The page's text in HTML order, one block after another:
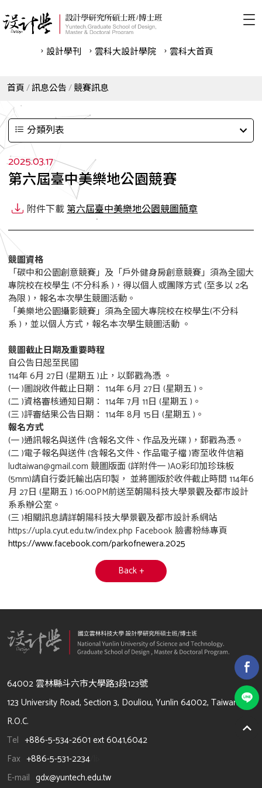
設計學刊 雲科⼤設計學院 雲科⼤首頁
首頁 訊息公告 競賽訊息
分類列表
2025.03.17
第六屆臺中美樂地公園競賽
附件下載第六屆臺中美樂地公園競圖簡章
競圖資格
「碳中和公園創意競賽」及「戶外健身房創意競賽」須為全國大
專院校在校學生 (不分科系 )，得以個人或團隊方式 (至多以 2名
為限 )，報名本次學生競圖活動。
「美樂地公園攝影競賽」須為全國大專院校在校學生(不分科
系 )，並以個人方式，報名本次學生競圖活動 。
競圖截止日期及重要時程
自公告日起至民國
114年 6月 27日 (星期五 )止，以郵戳為憑 。
(一 )圖說收件截止日期： 114年 6月 27日 (星期五 )。
(二 )資格審核通知日期： 114年 7月 11日 (星期五 )。
(三 )評審結果公告日期： 114年 8月 15日 (星期五 )。
報名方式
(一 )通訊報名與送件 (含報名文件、作品及光碟 )，郵戳為憑。
(二 )電子報名與送件 (含報名文件、作品電子檔 )寄至收件信箱
ludtaiwan@gmail.com 競圖版面 (詳附件一 )A0彩印加珍珠板
(5mm)請自行委託輸出店印製， 並將圖版於收件截止時間 114年6
月 27日 (星期五 ) 16:00PM前送至朝陽科技大學景觀及都市設計
系系辦公室。
(三 )相關訊息請詳朝陽科技大學景觀及都市設計系網站
https://upla.cyut.edu.tw/index.php Facebook 臉書粉絲專頁
https://www.facebook.com/parkofnewera.2025
Back +
64002 雲林縣斗六市大學路3段123號
123 University Road, Section 3, Douliou, Yunlin 64002, Taiwan,
R.O.C.
Tel +886-5-534-2601 ext 6041,6042
Fax +886-5-531-2234
E-mail gdx@yuntech.edu.tw